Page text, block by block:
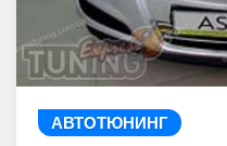
АВТОТЮНИНГ